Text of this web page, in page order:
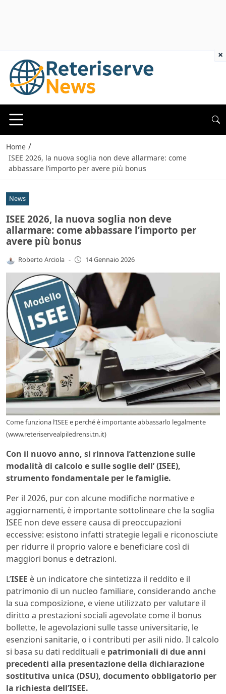
Home /
ISEE 2026, la nuova soglia non deve allarmare: come
abbassare l’importo per avere più bonus
News
ISEE 2026, la nuova soglia non deve
allarmare: come abbassare l’importo per
avere più bonus
Roberto Arciola - 14 Gennaio 2026
Come funziona l’ISEE e perché è importante abbassarlo legalmente
(www.reteriservealpiledrensi.tn.it)
Con il nuovo anno, si rinnova l’attenzione sulle
modalità di calcolo e sulle soglie dell’ (ISEE),
strumento fondamentale per le famiglie.
Per il 2026, pur con alcune modifiche normative e
aggiornamenti, è importante sottolineare che la soglia
ISEE non deve essere causa di preoccupazioni
eccessive: esistono infatti strategie legali e riconosciute
per ridurre il proprio valore e beneficiare così di
maggiori bonus e detrazioni.
L’ISEE è un indicatore che sintetizza il reddito e il
patrimonio di un nucleo familiare, considerando anche
la sua composizione, e viene utilizzato per valutare il
diritto a prestazioni sociali agevolate come il bonus
bollette, le agevolazioni sulle tasse universitarie, le
esenzioni sanitarie, o i contributi per asili nido. Il calcolo
si basa su dati reddituali e patrimoniali di due anni
precedenti alla presentazione della dichiarazione
sostitutiva unica (DSU), documento obbligatorio per
la richiesta dell’ISEE.
×